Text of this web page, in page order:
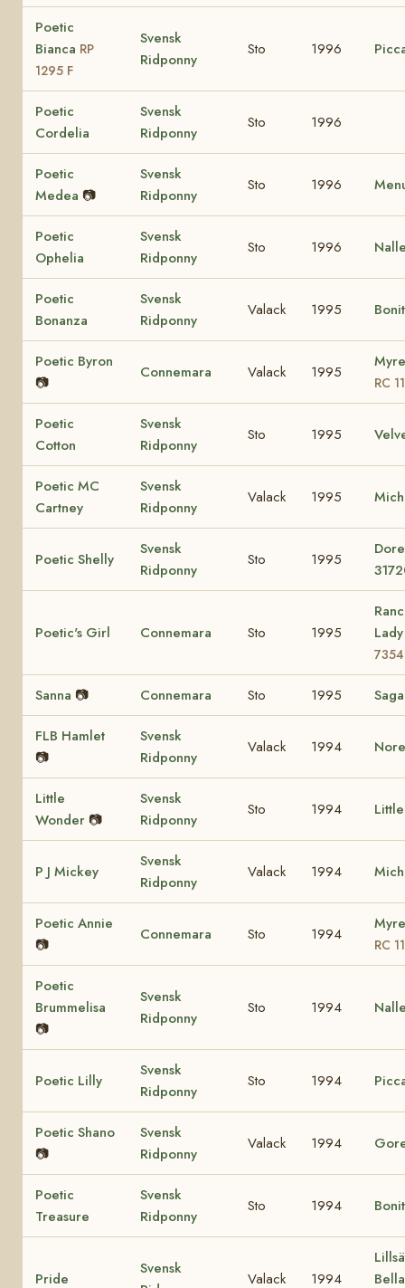
Poetic
Bianca RP
1295 F
Svensk
Ridponny
Sto 1996
Poetic
Cordelia
Svensk
Ridponny
Sto 1996
Poetic
Medea 📷
Svensk
Ridponny
Sto 1996
Poetic
Ophelia
Svensk
Ridponny
Sto 1996
Poetic
Bonanza
Svensk
Ridponny
Valack 1995
Poetic Byron
📷
Connemara Valack 1995
RC
Poetic
Cotton
Svensk
Ridponny
Sto 1995
Poetic MC
Cartney
Svensk
Ridponny
Valack 1995
Poetic Shelly
Svensk
Ridponny
Sto 1995
Poetic's Girl Connemara Sto 1995
7354
Sanna 📷 Connemara Sto 1995
FLB Hamlet
📷
Svensk
Ridponny
Valack 1994
Little
Wonder 📷
Svensk
Ridponny
Sto 1994
P J Mickey
Svensk
Ridponny
Valack 1994
Poetic Annie
📷
Connemara Sto 1994
RC
Poetic
Brummelisa
📷
Svensk
Ridponny
Sto 1994
Poetic Lilly
Svensk
Ridponny
Sto 1994
Poetic Shano
📷
Svensk
Ridponny
Valack 1994
Poetic
Treasure
Svensk
Ridponny
Sto 1994
Pride
Svensk
Valack 1994